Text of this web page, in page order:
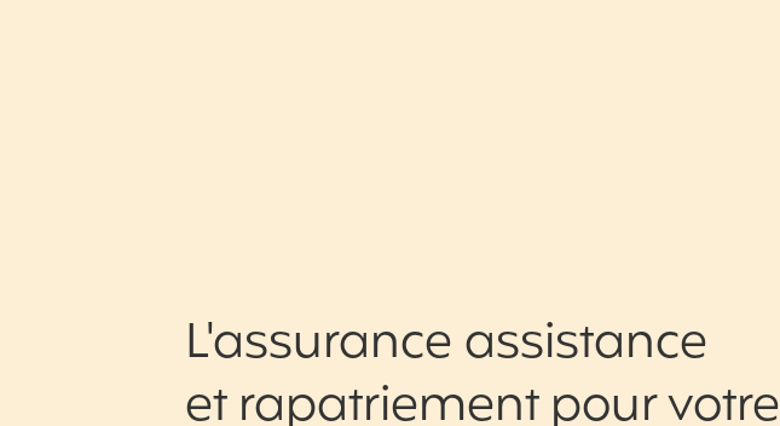
L'assurance assistance
et rapatriement pour votre